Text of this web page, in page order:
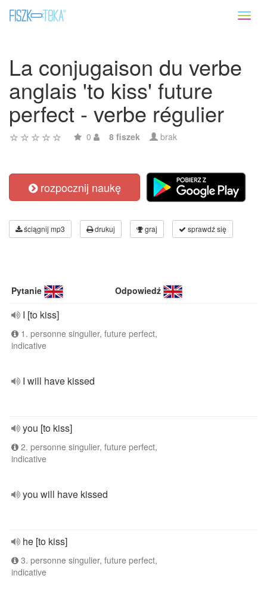
La conjugaison du verbe
anglais 'to kiss' future
perfect - verbe régulier
0 8 fiszek brak
rozpocznij naukę
ściągnij mp3 drukuj graj sprawdź się
Pytanie Odpowiedź
I [to kiss]
1. personne singulier, future perfect,
indicative
I will have kissed
you [to kiss]
2. personne singulier, future perfect,
indicative
you will have kissed
he [to kiss]
3. personne singulier, future perfect,
indicative